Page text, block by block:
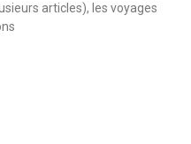
articles), les voyages